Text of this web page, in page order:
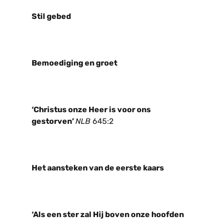
Stil gebed
Bemoediging en groet
‘Christus onze Heer is voor ons
gestorven’NLB 645:2
Het aansteken van de eerste kaars
‘Als een ster zal Hij boven onze hoofden